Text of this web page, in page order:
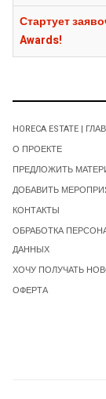
Стартует
Awards!
HORECA ESTATE |
О ПРОЕКТЕ
ПРЕДЛОЖИТЬ
ДОБАВИТЬ
КОНТАКТЫ
ОБРАБОТКА
ДАННЫХ
ХОЧУ ПОЛУЧАТЬ
ОФЕРТА